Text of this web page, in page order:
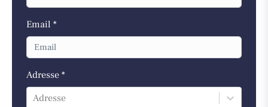
Email *
Adresse *
Adresse